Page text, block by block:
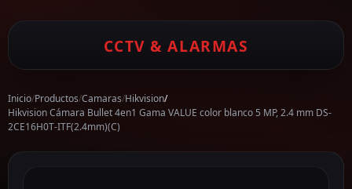
CCTV & ALARMAS
Inicio/Productos/Camaras/Hikvision/
Hikvision Cámara Bullet 4en1 Gama VALUE color blanco 5 MP, 2.4 mm DS-
2CE16H0T-ITF(2.4mm)(C)